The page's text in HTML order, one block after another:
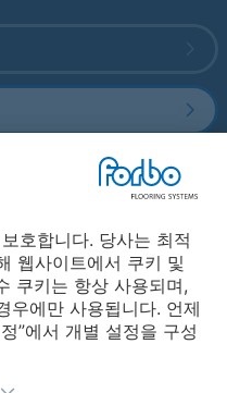
호합니다. 당사는 최적
웹사이트에서 쿠키 및
쿠키는 항상 사용되며,
우에만 사용됩니다. 언제
”에서 개별 설정을 구성